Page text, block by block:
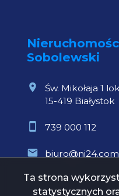
Sobolewski
Św. Mikołaja 1
15-419 Białystok
739 000 112
Ta strona
statystycznych